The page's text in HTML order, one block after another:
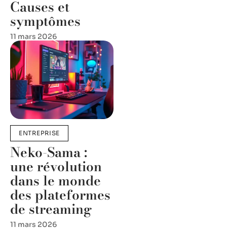
Causes et
symptômes
11 mars 2026
ENTREPRISE
Neko-Sama :
une révolution
dans le monde
des plateformes
de streaming
11 mars 2026